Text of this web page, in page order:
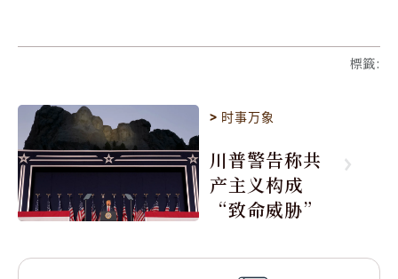
標籤:
> 时事万象
川普警告称共
产主义构成
“致命威胁”